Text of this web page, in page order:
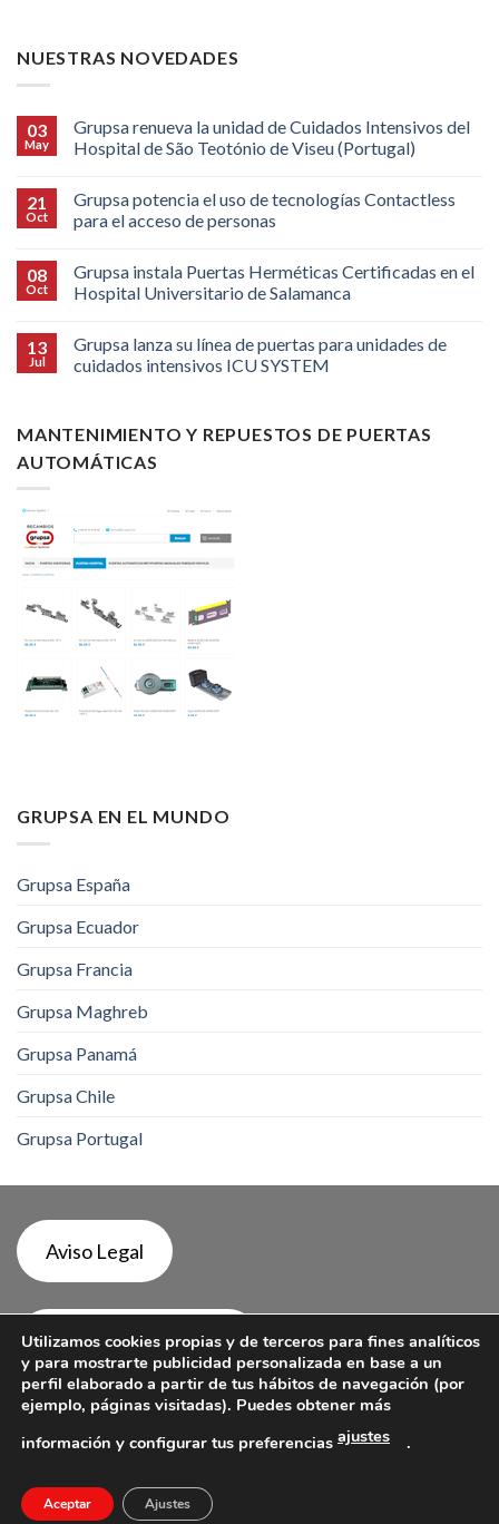
NUESTRAS NOVEDADES
03
May
Grupsa renueva la unidad de Cuidados Intensivos del
Hospital de São Teotónio de Viseu (Portugal)
21
Oct
Grupsa potencia el uso de tecnologías Contactless
para el acceso de personas
08
Oct
Grupsa instala Puertas Herméticas Certificadas en el
Hospital Universitario de Salamanca
13
Jul
Grupsa lanza su línea de puertas para unidades de
cuidados intensivos ICU SYSTEM
MANTENIMIENTO Y REPUESTOS DE PUERTAS
AUTOMÁTICAS
GRUPSA EN EL MUNDO
Grupsa España
Grupsa Ecuador
Grupsa Francia
Grupsa Maghreb
Grupsa Panamá
Grupsa Chile
Grupsa Portugal
Aviso Legal
Política de Privacidad
Copyright 2026 © Grupsa Door Systems Argentina
Utilizamos cookies propias y de terceros para fines analíticos
y para mostrarte publicidad personalizada en base a un
perfil elaborado a partir de tus hábitos de navegación (por
ejemplo, páginas visitadas). Puedes obtener más
información y configurar tus preferencias ajustes .
Aceptar Ajustes